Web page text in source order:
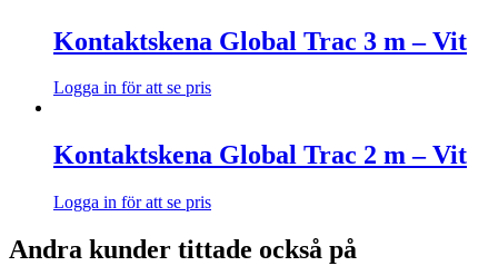
Kontaktskena Global Trac 3 m – Vit
Logga in för att se pris
Kontaktskena Global Trac 2 m – Vit
Logga in för att se pris
Andra kunder tittade också på